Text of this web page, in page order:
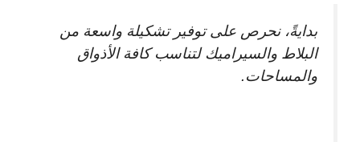
بدايةً، نحرص على توفير تشكيلة واسعة من
البلاط والسيراميك لتناسب كافة الأذواق
والمساحات.